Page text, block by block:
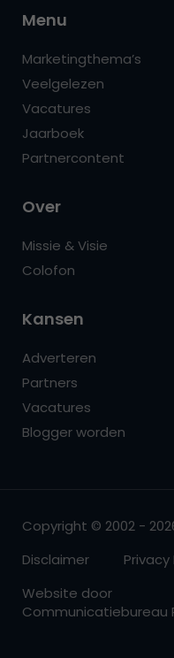
Menu
Marketingthema’s
Veelgelezen
Vacatures
Jaarboek
Partnercontent
Over
Missie & Visie
Colofon
Kansen
Adverteren
Partners
Vacatures
Blogger worden
Copyright © 2002 -
Disclaimer
Privacy
Website door
Communicatiebureau